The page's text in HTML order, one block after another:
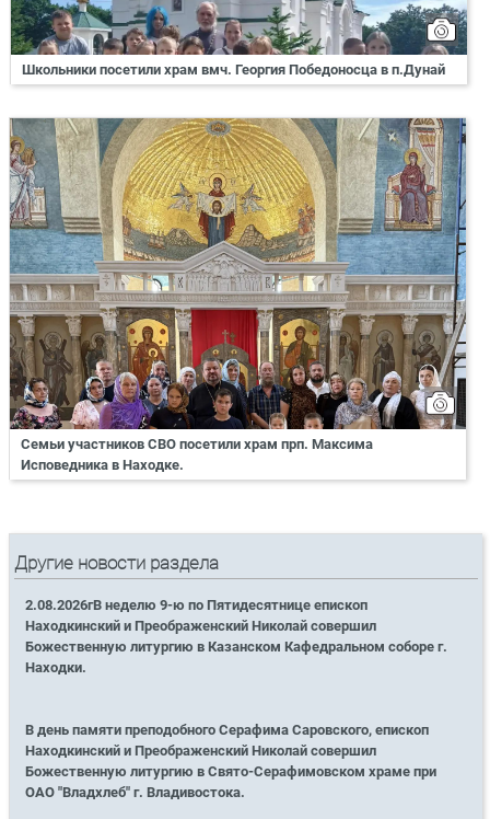
Школьники посетили храм вмч. Георгия Победоносца в п.Дунай
Семьи участников СВО посетили храм прп. Максима
Исповедника в Находке.
Другие новости раздела
2.08.2026гВ неделю 9-ю по Пятидесятнице епископ
Находкинский и Преображенский Николай совершил
Божественную литургию в Казанском Кафедральном соборе г.
Находки.
В день памяти преподобного Серафима Саровского, епископ
Находкинский и Преображенский Николай совершил
Божественную литургию в Свято-Серафимовском храме при
ОАО "Владхлеб" г. Владивостока.